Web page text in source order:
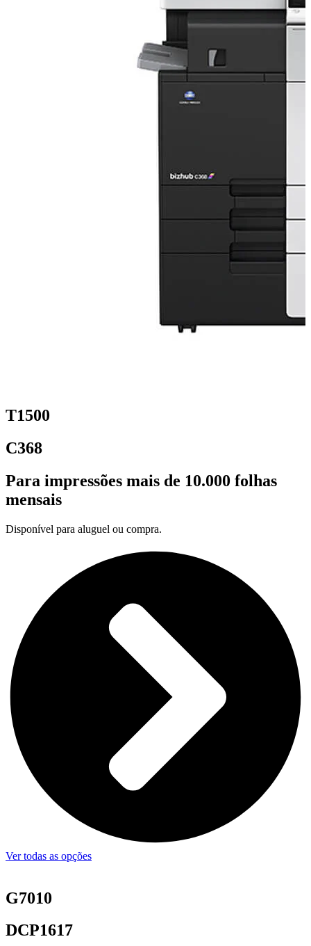
T1500
C368
Para impressões mais de 10.000 folhas
mensais
Disponível para aluguel ou compra.
Ver todas as opções
G7010
DCP1617